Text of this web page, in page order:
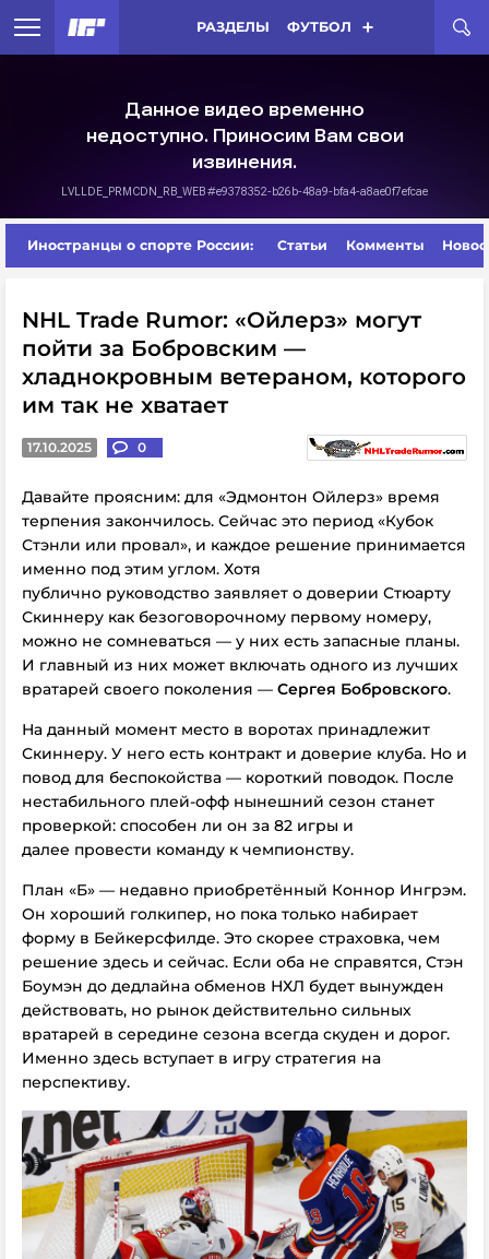
РАЗДЕЛЫ ФУТБОЛ
Иностранцы о спорте России: Статьи Комменты
NHL Trade Rumor: «Ойлерз» могут
пойти за Бобровским —
хладнокровным ветераном, которого
им так не хватает
17.10.2025 0
Давайте проясним: для «Эдмонтон Ойлерз» время
терпения закончилось. Сейчас это период «Кубок
Стэнли или провал», и каждое решение принимается
именно под этим углом. Хотя
публично руководство заявляет о доверии Стюарту
Скиннеру как безоговорочному первому номеру,
можно не сомневаться — у них есть запасные планы.
И главный из них может включать одного из лучших
вратарей своего поколения — Сергея Бобровского.
На данный момент место в воротах принадлежит
Скиннеру. У него есть контракт и доверие клуба. Но и
повод для беспокойства — короткий поводок. После
нестабильного плей-офф нынешний сезон станет
проверкой: способен ли он за 82 игры и
далее провести команду к чемпионству.
План «Б» — недавно приобретённый Коннор Ингрэм.
Он хороший голкипер, но пока только набирает
форму в Бейкерсфилде. Это скорее страховка, чем
решение здесь и сейчас. Если оба не справятся, Стэн
Боумэн до дедлайна обменов НХЛ будет вынужден
действовать, но рынок действительно сильных
вратарей в середине сезона всегда скуден и дорог.
Именно здесь вступает в игру стратегия на
перспективу.